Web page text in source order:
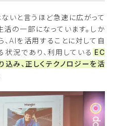
いと言うほど急速に広がって
の一部になっています。しか
、AIを活用することに対して自
況であり、利用している EC
込み、正しくテクノロジーを活